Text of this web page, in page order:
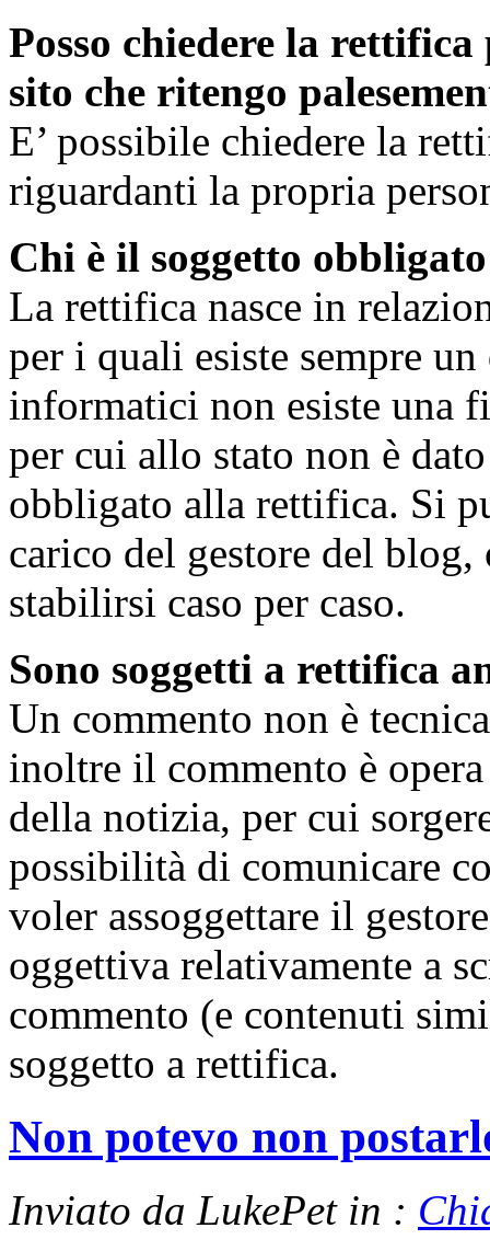
Posso chiedere la
sito che ritengo
E’ possibile chiedere la
riguardanti la propria
Chi è il soggetto
La rettifica nasce in
per i quali esiste sempre
informatici non esiste una
per cui allo stato non è
obbligato alla rettifica. Si
carico del gestore del
stabilirsi caso per caso.
Sono soggetti a rettifica
Un commento non è
inoltre il commento è
della notizia, per cui
possibilità di comunicare
voler assoggettare il
oggettiva relativamente a
commento (e contenuti
soggetto a rettifica.
Non potevo non
Inviato da LukePet in :